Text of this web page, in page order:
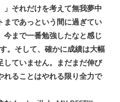
それだけを考えて無我夢中
まであっという間に過ぎてい
今まで一番勉強したなと感じ
。そして、確かに成績は大幅
していません。まだまだ伸び
れることはやれる限り全力で